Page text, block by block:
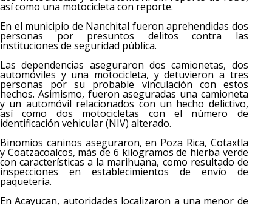
así como una motocicleta con reporte.
En el municipio de Nanchital fueron aprehendidas dos
personas por presuntos delitos contra las
instituciones de seguridad pública.
Las dependencias aseguraron dos camionetas, dos
automóviles y una motocicleta, y detuvieron a tres
personas por su probable vinculación con estos
hechos. Asimismo, fueron aseguradas una camioneta
y un automóvil relacionados con un hecho delictivo,
así como dos motocicletas con el número de
identificación vehicular (NIV) alterado.
Binomios caninos aseguraron, en Poza Rica, Cotaxtla
y Coatzacoalcos, más de 6 kilogramos de hierba verde
con características a la marihuana, como resultado de
inspecciones en establecimientos de envío de
paquetería.
En Acayucan, autoridades localizaron a una menor de